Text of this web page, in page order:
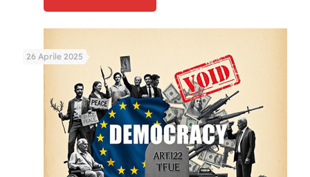
26 Aprile 2025